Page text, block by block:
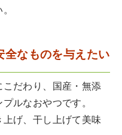
全なものを与えたい
だわり、国産・無添
ルなおやつです。
げ、干し上げて美味